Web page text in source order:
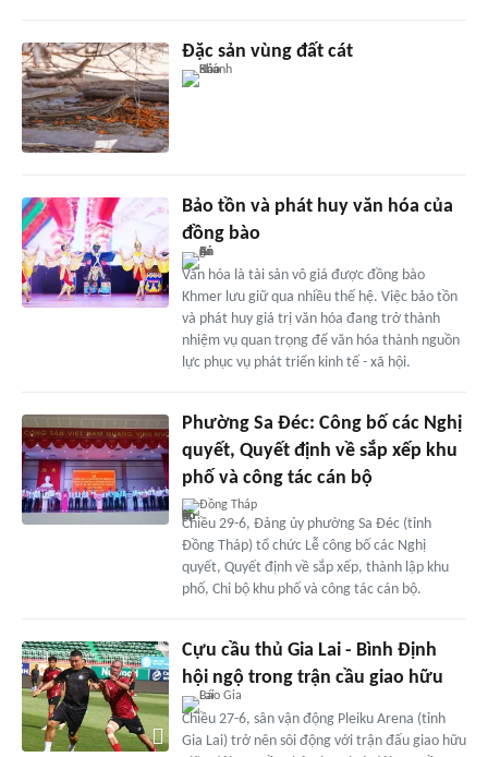
Đặc sản vùng đất cát
Bảo tồn và phát huy văn hóa của
đồng bào
Văn hóa là tài sản vô giá được đồng bào
Khmer lưu giữ qua nhiều thế hệ. Việc bảo tồn
và phát huy giá trị văn hóa đang trở thành
nhiệm vụ quan trọng để văn hóa thành nguồn
lực phục vụ phát triển kinh tế - xã hội.
Phường Sa Đéc: Công bố các Nghị
quyết, Quyết định về sắp xếp khu
phố và công tác cán bộ
Đồng Tháp
Chiều 29-6, Đảng ủy phường Sa Đéc (tỉnh
Đồng Tháp) tổ chức Lễ công bố các Nghị
quyết, Quyết định về sắp xếp, thành lập khu
phố, Chi bộ khu phố và công tác cán bộ.
Cựu cầu thủ Gia Lai - Bình Định
hội ngộ trong trận cầu giao hữu
Chiều 27-6, sân vận động Pleiku Arena (tỉnh
Gia Lai) trở nên sôi động với trận đấu giao hữu